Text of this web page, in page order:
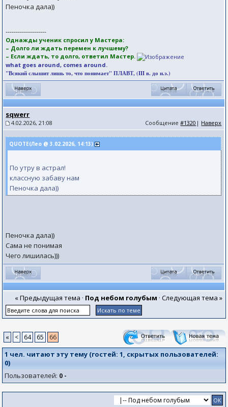
Пеночка дала))
--------------------
Однажды ученик спросил у Мастера:
– Долго ли ждать перемен к лучшему?
– Если ждать, то долго, ответил Мастер.
what goes around, comes around.
"Всякий слышит лишь то, что понимает" ПЛАВТ, (III в. до н.э.)
sqwerr
4.02.2026, 21:08 Сообщение#1320 | Наверх
QUOTE(Лео @ 3.02.2026, 14:13)
По утру в астрал!
классную забаву нам
Пеночка дала))
Пеночка дала))
Сама не понимая
Чего лишилась)))
« Предыдущая тема · Под небом голубым · Следующая тема »
« < 64 65 66
1 чел. читают эту тему (гостей:1, скрытых пользователей:
0)
Пользователей: 0 -